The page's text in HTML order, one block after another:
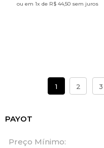
ou em 1x de R$ 44,50 sem juros
1 2 3
PAYOT
Preço Mínimo: